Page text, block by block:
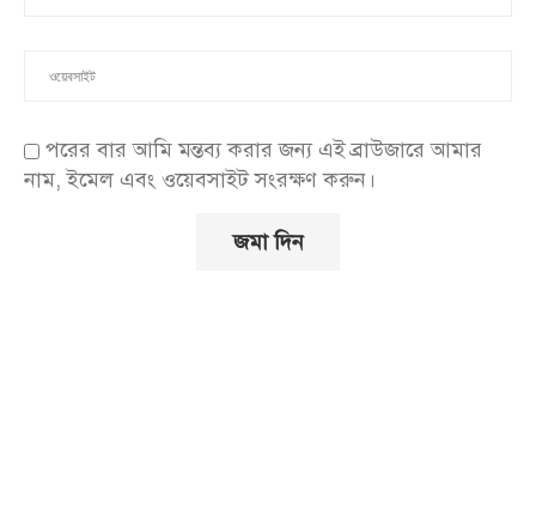
পরের বার আমি মন্তব্য করার জন্য এই ব্রাউজারে আমার
নাম, ইমেল এবং ওয়েবসাইট সংরক্ষণ করুন।